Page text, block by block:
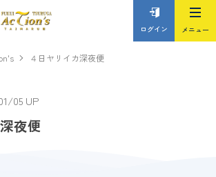
ログイン
４日ヤリイカ深夜便
05 UP
夜便